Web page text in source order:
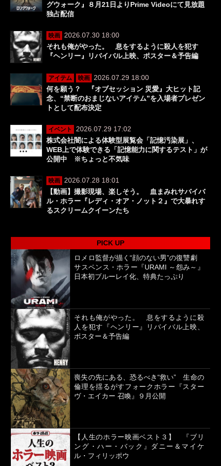
グウォーク』８月21日よりPrime Videoにて見放題
独占配信
映画 2026.07.30 18:00
それも俺がやった。 息をするように殺人を犯す
『ヘンリー』リバイバル上映、ポスター＆予告編
アイテム 映画 2026.07.29 18:00
何を願う？ 『オブセッション 災愛』大ヒット記
念、“禁断のおまじないアイテム”を入場者プレゼン
トとして配布決定
イベント
2026.07.29 17:02
株式会社闇による体験型展覧会「記憶汚染展」、
WEB上で体験できる「記憶能力に関するテスト」が
公開中 ※ちょっと不気味
映画 2026.07.28 18:01
【動画】撮影現場、楽しそう。 血まみれサバイバ
ル・ホラー『レディ・オア・ノット２』で大暴れす
るスクリームクイーンたち
PICK UP
ロメロ監督が描く“顔のない男”の復讐劇
サスペンス・ホラー『URAMI ～怨み～』
日本初ブルーレイ化、特典たっぷり
それも俺がやった。 息をするように殺
人を犯す『ヘンリー』リバイバル上映、
ポスター＆予告編
喪失の先にある、恐るべき“救い” 生命の
倫理を揺るがすフォークホラー『スター
ヴ・エイカー 召喚』９月公開
【人生のホラー映画ベスト３】 『ブリ
ング・ハー・バック』ダニー＆マイケ
ル・フィリッポウ